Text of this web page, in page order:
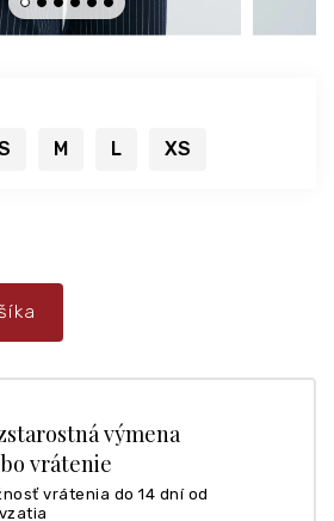
M L XS
výmena
vrátenie
vrátenia do 14 dní od